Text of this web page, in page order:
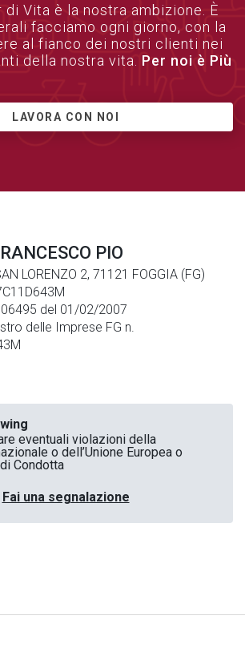
di Vita è la nostra ambizione. È
facciamo ogni giorno, con la
al fianco dei nostri clienti nei
della nostra vita. Per noi è Più
LAVORA CON NOI
PIO
LORENZO 2, 71121 FOGGIA (FG)
del 01/02/2007
delle Imprese FG n.
eventuali violazioni della
o dell’Unione Europea o
Condotta
Fai una segnalazione